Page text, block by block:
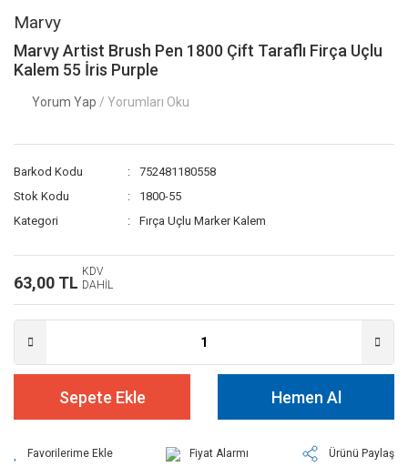
Marvy
Marvy Artist Brush Pen 1800 Çift Taraflı Firça Uçlu
Kalem 55 İris Purple
Yorum Yap / Yorumları Oku
Barkod Kodu
752481180558
Stok Kodu
1800-55
Kategori
Fırça Uçlu Marker Kalem
63,00 TL
KDV
DAHİL
Sepete Ekle Hemen Al
Fiyat Alarmı
Ürünü Paylaş